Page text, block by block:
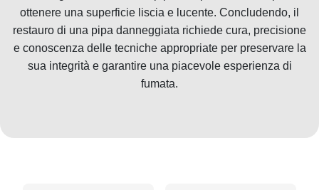
ottenere una superficie liscia e lucente. Concludendo, il
restauro di una pipa danneggiata richiede cura, precisione
e conoscenza delle tecniche appropriate per preservare la
sua integrità e garantire una piacevole esperienza di
fumata.